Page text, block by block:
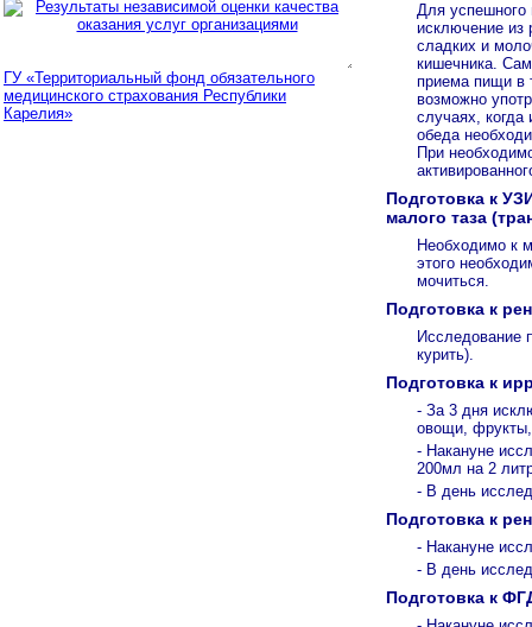
ГУ «Территориальный фонд обязательного
медицинского страхования Республики
Карелия»
Для
исключение из
сладких и
кишечника.
приема пищи в
возможно
случаях, когда
обеда
При
Подготовка к
малого таза
Необходимо к
этого
мочиться.
Подготовка к
Исследование
курить).
Подготовка к
- За 3 дня
овощи,
- Накануне
200мл на 2
- В день
Подготовка к
- Накануне
- В день
Подготовка к